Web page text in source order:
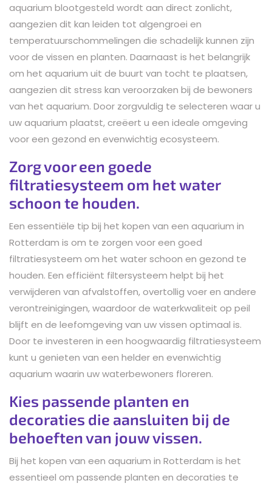
aquarium blootgesteld wordt aan direct zonlicht,
aangezien dit kan leiden tot algengroei en
temperatuurschommelingen die schadelijk kunnen zijn
voor de vissen en planten. Daarnaast is het belangrijk
om het aquarium uit de buurt van tocht te plaatsen,
aangezien dit stress kan veroorzaken bij de bewoners
van het aquarium. Door zorgvuldig te selecteren waar u
uw aquarium plaatst, creëert u een ideale omgeving
voor een gezond en evenwichtig ecosysteem.
Zorg voor een goede
filtratiesysteem om het water
schoon te houden.
Een essentiële tip bij het kopen van een aquarium in
Rotterdam is om te zorgen voor een goed
filtratiesysteem om het water schoon en gezond te
houden. Een efficiënt filtersysteem helpt bij het
verwijderen van afvalstoffen, overtollig voer en andere
verontreinigingen, waardoor de waterkwaliteit op peil
blijft en de leefomgeving van uw vissen optimaal is.
Door te investeren in een hoogwaardig filtratiesysteem
kunt u genieten van een helder en evenwichtig
aquarium waarin uw waterbewoners floreren.
Kies passende planten en
decoraties die aansluiten bij de
behoeften van jouw vissen.
Bij het kopen van een aquarium in Rotterdam is het
essentieel om passende planten en decoraties te